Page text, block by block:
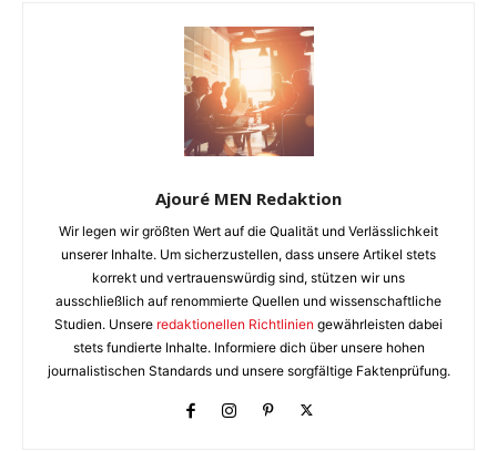
Ajouré MEN Redaktion
Wir legen wir größten Wert auf die Qualität und Verlässlichkeit
unserer Inhalte. Um sicherzustellen, dass unsere Artikel stets
korrekt und vertrauenswürdig sind, stützen wir uns
ausschließlich auf renommierte Quellen und wissenschaftliche
Studien. Unsere redaktionellen Richtlinien gewährleisten dabei
stets fundierte Inhalte. Informiere dich über unsere hohen
journalistischen Standards und unsere sorgfältige Faktenprüfung.